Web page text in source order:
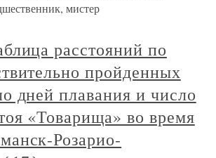
мистер
расстояний по
пройденных
дней плавания и число
«Товарища» во время
Розарио-